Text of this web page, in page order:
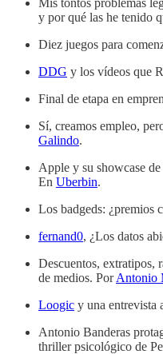
y por qué las he tenido
Diez juegos para
DDG y los vídeos que
Final de etapa en
Sí, creamos empleo,
Galindo.
Apple y su showcase
En Uberbin.
Los badgeds: ¿premios
fernand0, ¿Los datos
Descuentos, extratipos,
de medios. PorAntonio
Loogic y una entrevista
Antonio Banderas
thriller psicológico de